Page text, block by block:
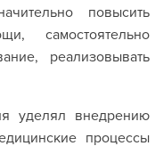
повысить
самостоятельно
реализовывать
уделял внедрению
процессы